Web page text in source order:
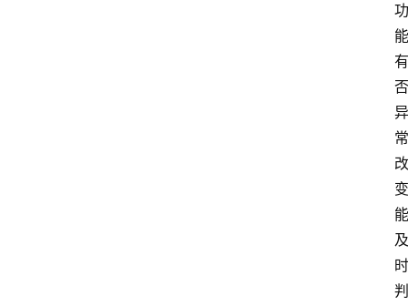
功
能
有
否
异
常
改
变
能
及
时
判